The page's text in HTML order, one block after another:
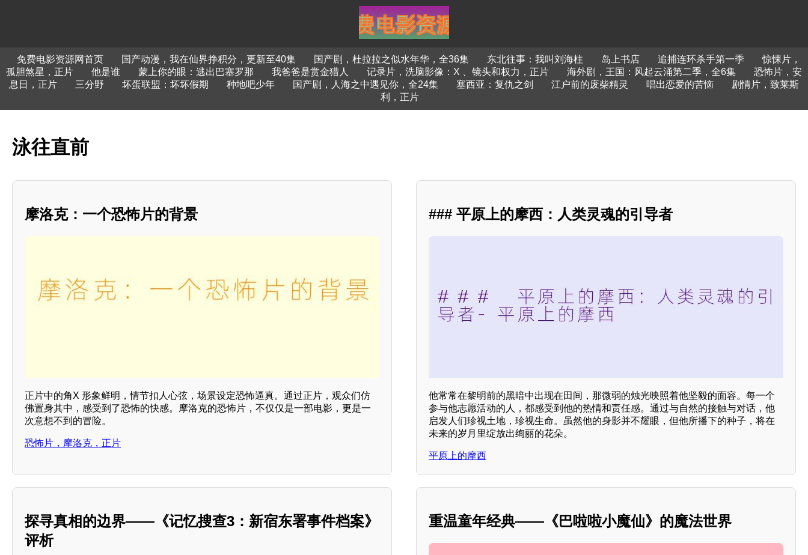
免费电影资源网首页 国产动漫，我在仙界挣积分，更新至40集 国产剧，杜拉拉之似水年华，全36集 东北往事：我叫刘海柱 岛上书店 追捕连环杀手第一季
惊悚片，
孤胆煞星，正片
他是谁 蒙上你的眼：逃出巴塞罗那 我爸爸是赏金猎人 记录片，洗脑影像：X 、镜头和权力，正片 海外剧，王国：风起云涌第二季，全6集
恐怖片，安
息日，正片
三分野 坏蛋联盟：坏坏假期 种地吧少年 国产剧，人海之中遇见你，全24集 塞西亚：复仇之剑 江户前的废柴精灵 唱出恋爱的苦恼
剧情片，致莱斯
利，正片
泳往直前
摩洛克：一个恐怖片的背景
正片中的角X 形象鲜明，情节扣人心弦，场景设定恐怖逼真。通过正片，观众们仿
佛置身其中，感受到了恐怖的快感。摩洛克的恐怖片，不仅仅是一部电影，更是一
次意想不到的冒险。
恐怖片，摩洛克，正片
### 平原上的摩西：人类灵魂的引导者
他常常在黎明前的黑暗中出现在田间，那微弱的烛光映照着他坚毅的面容。每一个
参与他志愿活动的人，都感受到他的热情和责任感。通过与自然的接触与对话，他
启发人们珍视土地，珍视生命。虽然他的身影并不耀眼，但他所播下的种子，将在
未来的岁月里绽放出绚丽的花朵。
平原上的摩西
探寻真相的边界——《记忆搜查3：新宿东署事件档案》
评析
重温童年经典——《巴啦啦小魔仙》的魔法世界